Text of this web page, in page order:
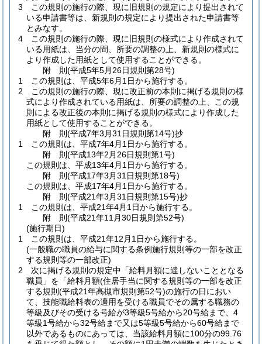
3
この規則の施行の際、現に旧規則の規定により提出されて
いる申請書等は、新規則の規定により提出された申請書等
とみなす。
4
この規則の施行の際、現に旧規則の様式により作成されて
いる用紙は、当分の間、所要の調整の上、新規則の様式に
より作成した用紙として使用することができる。
附 則(平成5年5月26日規則第28号)
1
この規則は、平成5年6月1日から施行する。
2
この規則の施行の際、現に改正前の本則に掲げる規則の様
式により作成されている用紙は、所要の調整の上、この規
則による改正後の本則に掲げる規則の様式により作成した
用紙として使用することができる。
附 則(平成7年3月31日規則第14号)抄
1
この規則は、平成7年4月1日から施行する。
附 則(平成13年2月26日規則第1号)
この規則は、平成13年4月1日から施行する。
附 則(平成17年3月31日規則第18号)
この規則は、平成17年4月1日から施行する。
附 則(平成21年3月31日規則第15号)抄
1
この規則は、平成21年4月1日から施行する。
附 則(平成21年11月30日規則第52号)
(施行期日)
1
この規則は、平成21年12月1日から施行する。
(一般職の職員の給与に関する条例施行規則等の一部を改正
する規則等の一部改正)
2
次に掲げる規則の規定中「給料月額に達しないこととなる
職員」を「給料月額(住居手当に関する規則等の一部を改正
する規則 (平成21年高槻市規則第52号)の施行の日におい
て、技能職給料表の適用を受ける職員でその属する職務の
等級及びその受ける号給が3等級5号給から20号給まで、4
等級1号給から32号給まで又は5等級5号給から60号給まで
以外であるものにあっては、当該給料月額に100分の99.76